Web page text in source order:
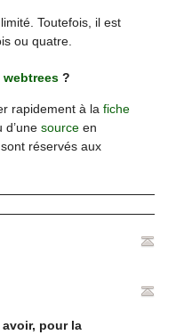
Toutefois, il est
ou quatre.
webtrees ?
rapidement à la fiche
sourceen
réservés aux
pour la